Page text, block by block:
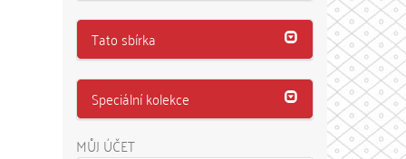
Tato sbírka
Speciální kolekce
MŮJ ÚČET